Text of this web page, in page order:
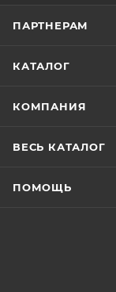
ПАРТНЕРАМ
КАТАЛОГ
КОМПАНИЯ
ВЕСЬ КАТАЛОГ
ПОМОЩЬ